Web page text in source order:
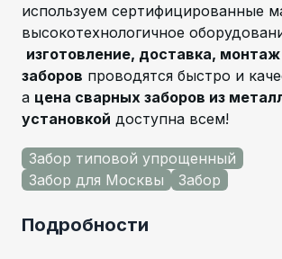
используем сертифицированные
высокотехнологичное
изготовление, доставка, монтаж
заборов проводятся быстро и
а цена сварных заборов из
установкой доступна всем!
Забор типовой упрощенный
Забор для Москвы
Забор
Подробности